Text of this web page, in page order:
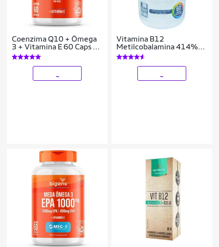
Coenzima Q10 + Ômega
3 + Vitamina E 60 Caps -
Bigens
Vitamina B12
Metilcobalamina 414%
60 Cápsulas